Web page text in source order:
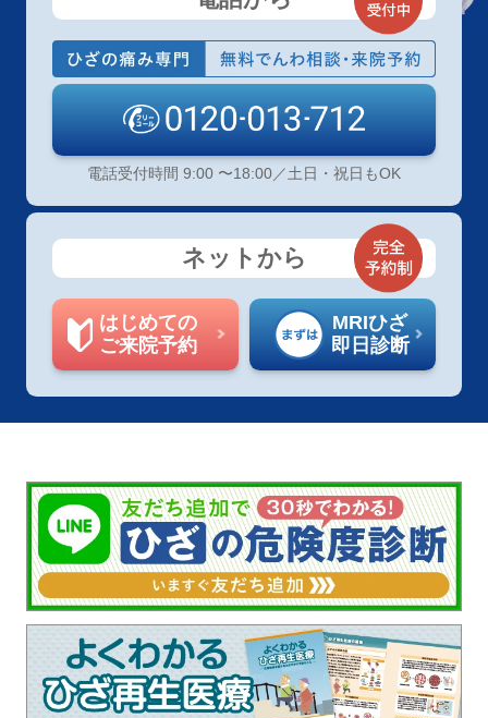
電話受付時間 9:00 〜18:00／土日・祝日もOK
ネットから
はじめての
ご来院予約
MRIひざ
即日診断